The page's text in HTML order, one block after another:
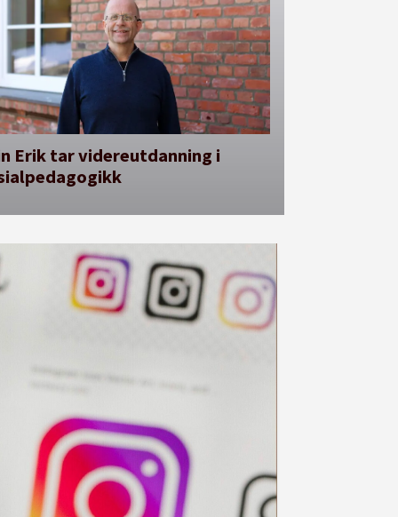
Erik tar videreutdanning i